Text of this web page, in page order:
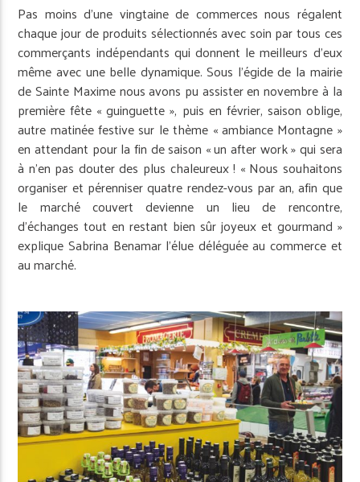
Pas moins d’une vingtaine de commerces nous régalent
chaque jour de produits sélectionnés avec soin par tous ces
commerçants indépendants qui donnent le meilleurs d’eux
même avec une belle dynamique. Sous l’égide de la mairie
de Sainte Maxime nous avons pu assister en novembre à la
première fête « guinguette », puis en février, saison oblige,
autre matinée festive sur le thème « ambiance Montagne »
en attendant pour la fin de saison « un after work » qui sera
à n’en pas douter des plus chaleureux ! « Nous souhaitons
organiser et pérenniser quatre rendez-vous par an, afin que
le marché couvert devienne un lieu de rencontre,
d’échanges tout en restant bien sûr joyeux et gourmand »
explique Sabrina Benamar l’élue déléguée au commerce et
au marché.